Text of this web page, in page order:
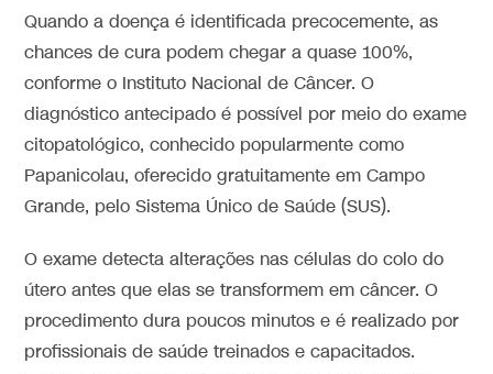
Quando a doença é identificada precocemente, as
chances de cura podem chegar a quase 100%,
conforme o Instituto Nacional de Câncer. O
diagnóstico antecipado é possível por meio do exame
citopatológico, conhecido popularmente como
Papanicolau, oferecido gratuitamente em Campo
Grande, pelo Sistema Único de Saúde (SUS).
O exame detecta alterações nas células do colo do
útero antes que elas se transformem em câncer. O
procedimento dura poucos minutos e é realizado por
profissionais de saúde treinados e capacitados.